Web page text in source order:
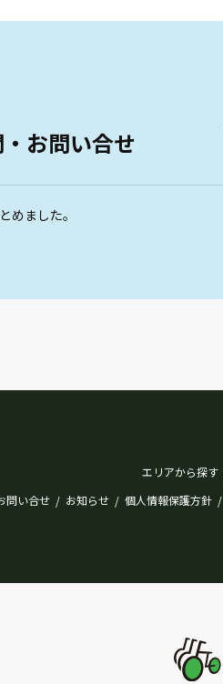
お問い合せ
めました。
エリアから探す
問い合せ / お知らせ / 個人情報保護方針 /